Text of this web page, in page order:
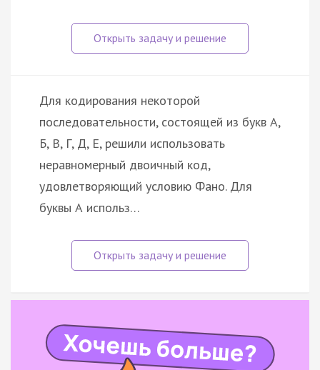
Для кодирования некоторой
последовательности, состоящей из букв А,
Б, В, Г, Д, Е, решили использовать
неравномерный двоичный код,
удовлетворяющий условию Фано. Для
буквы А использ…